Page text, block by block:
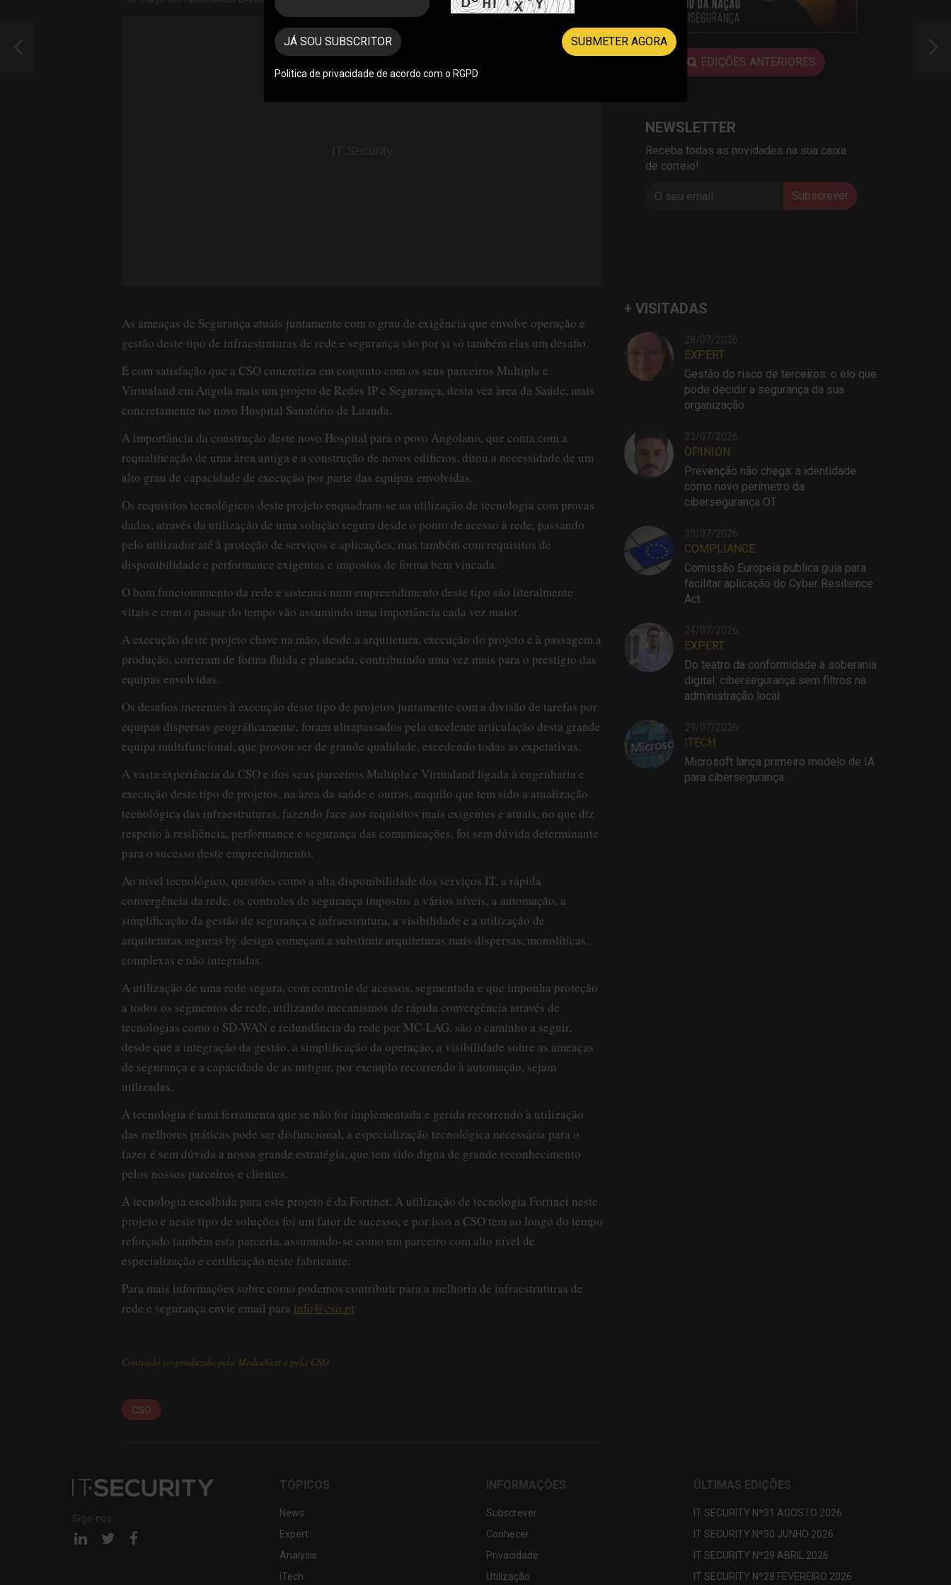
As ameaças de Segurança atuais juntamente com o grau de exigência que envolve operação e
gestão deste tipo de infraestruturas de rede e segurança são por si só também elas um desafio.
É com satisfação que a CSO concretiza em conjunto com os seus parceiros Multipla e
Virtualand em Angola mais um projeto de Redes IP e Segurança, desta vez àrea da Saúde, mais
concretamente no novo Hospital Sanatório de Luanda.
A importância da construção deste novo Hospital para o povo Angolano, que conta com a
requalificação de uma àrea antiga e a construção de novos edíficios, ditou a necessidade de um
alto grau de capacidade de execução por parte das equipas envolvidas.
Os requisitos tecnológicos deste projeto enquadram-se na utilização de tecnologia com provas
dadas, através da utilização de uma solução segura desde o ponto de acesso à rede, passando
pelo utilizador até à proteção de serviços e aplicações, mas também com requisitos de
disponibilidade e performance exigentes e impostos de forma bem vincada.
O bom funcionamento da rede e sistemas num empreendimento deste tipo são literalmente
vitais e com o passar do tempo vão assumindo uma importância cada vez maior.
A execução deste projeto chave na mão, desde a arquitetura, execução do projeto e à passagem a
produção, correram de forma fluída e planeada, contribuindo uma vez mais para o prestígio das
equipas envolvidas.
Os desafios inerentes à execução deste tipo de projetos juntamente com a divisão de tarefas por
equipas dispersas geográficamente, foram ultrapassados pela excelente articulação desta grande
equipa multifuncional, que provou ser de grande qualidade, excedendo todas as expetativas.
A vasta experiência da CSO e dos seus parceiros Multipla e Virtualand ligada à engenharia e
execução deste tipo de projetos, na àrea da saúde e outras, naquilo que tem sido a atualização
tecnológica das infraestruturas, fazendo face aos requisitos mais exigentes e atuais, no que diz
respeito à resiliência, performance e segurança das comunicações, foi sem dúvida determinante
para o sucesso deste empreendimento.
Ao nível tecnológico, questões como a alta disponibilidade dos serviços IT, a rápida
convergência da rede, os controles de segurança impostos a vários níveis, a automação, a
simplificação da gestão de segurança e infraestrutura, a visibilidade e a utilização de
arquiteturas seguras by design começam a substituir arquiteturas mais dispersas, monolíticas,
complexas e não integradas.
A utilização de uma rede segura, com controle de acessos, segmentada e que imponha proteção
a todos os segmentos de rede, utilizando mecanismos de rápida convergência através de
tecnologias como o SD-WAN e redundância da rede por MC-LAG, são o caminho a seguir,
desde que a integração da gestão, a simplificação da operação, a visibilidade sobre as ameaças
de segurança e a capacidade de as mitigar, por exemplo recorrendo à automação, sejam
utilizadas.
A tecnologia é uma ferramenta que se não for implementada e gerida recorrendo à utilização
das melhores práticas pode ser disfuncional, a especialização tecnológica necessária para o
fazer é sem dúvida a nossa grande estratégia, que tem sido digna de grande reconhecimento
pelos nossos parceiros e clientes.
A tecnologia escolhida para este projeto é da Fortinet. A utilização de tecnologia Fortinet neste
projeto e neste tipo de soluções foi um fator de sucesso, e por isso a CSO tem ao longo do tempo
reforçado também esta parceria, assumindo-se como um parceiro com alto nível de
especialização e certificação neste fabricante.
Para mais informações sobre como podemos contribuir para a melhoria de infraestruturas de
rede e segurança envie email para info@cso.pt
Conteúdo co-produzido pela MediaNext e pela CSO
CSO
EDIÇÕES ANTERIORES
NEWSLETTER
Receba todas as novidades na sua caixa
de correio!
Subscrever
+ VISITADAS
28/07/2026
EXPERT
Gestão do risco de terceiros: o elo que
pode decidir a segurança da sua
organização
23/07/2026
OPINION
Prevenção não chega: a identidade
como novo perímetro da
cibersegurança OT
30/07/2026
COMPLIANCE
Comissão Europeia publica guia para
facilitar aplicação do Cyber Resilience
Act
24/07/2026
EXPERT
Do teatro da conformidade à soberania
digital: cibersegurança sem filtros na
administração local
29/07/2026
ITECH
Microsoft lança primeiro modelo de IA
para cibersegurança
Siga-nos:
Página Página
TÓPICOS
News
Expert
Analysis
iTech
INFORMAÇÕES
Subscrever
Conhecer
Privacidade
Utilização
ÚLTIMAS EDIÇÕES
IT SECURITY Nº31 AGOSTO 2026
IT SECURITY Nº30 JUNHO 2026
IT SECURITY Nº29 ABRIL 2026
IT SECURITY Nº28 FEVEREIRO 2026
JÁ SOU SUBSCRITOR SUBMETER AGORA
Politica de privacidade de acordo com o RGPD